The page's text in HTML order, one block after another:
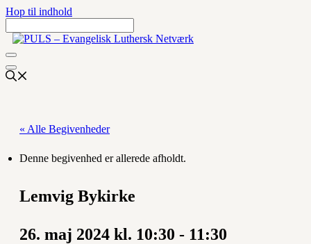
Hop til indhold
« Alle Begivenheder
Denne begivenhed er allerede afholdt.
Lemvig Bykirke
26. maj 2024 kl. 10:30 - 11:30